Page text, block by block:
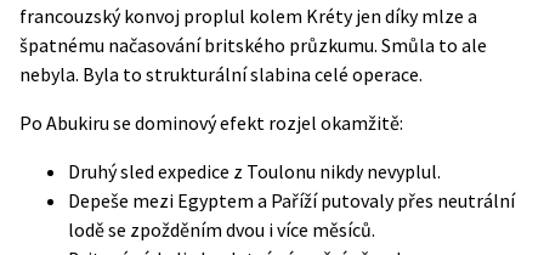
francouzský konvoj proplul kolem Kréty jen díky mlze a
špatnému načasování britského průzkumu. Smůla to ale
nebyla. Byla to strukturální slabina celé operace.
Po Abukiru se dominový efekt rozjel okamžitě:
Druhý sled expedice z Toulonu nikdy nevyplul.
Depeše mezi Egyptem a Paříží putovaly přes neutrální
lodě se zpožděním dvou i více měsíců.